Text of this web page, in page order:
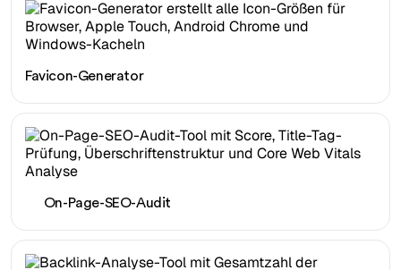
Favicon-Generator
On-Page-SEO-Audit